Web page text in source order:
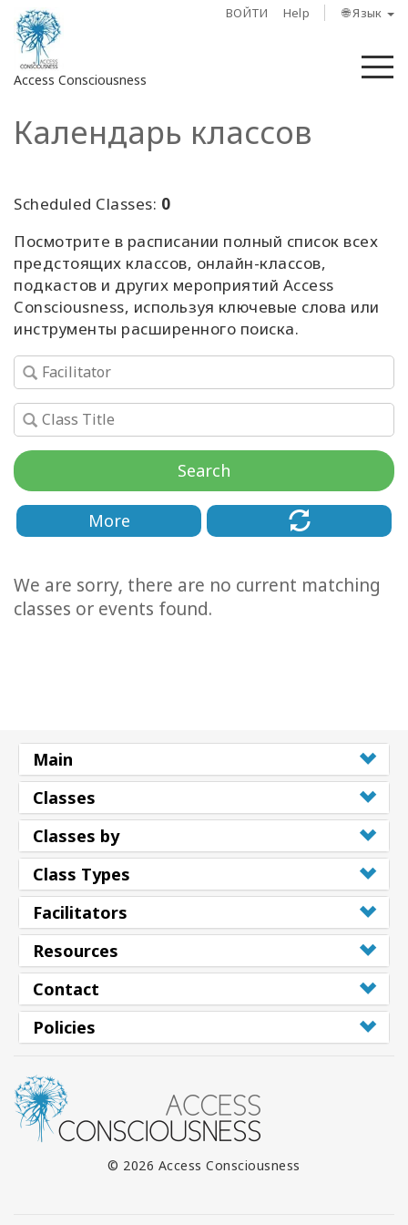
ВОЙТИ Help 🌐 Язык
Access Consciousness
Войти
учетную
О
нас
Access
Регионы
Классы
Фасилитаторы
Shop
More
Календарь классов
Scheduled Classes: 0
Посмотрите в расписании полный список всех
предстоящих классов, онлайн-классов,
подкастов и других мероприятий Access
Consciousness, используя ключевые слова или
инструменты расширенного поиска.
Search
More
We are sorry, there are no current matching
classes or events found.
Main
Classes
Classes by
Class Types
Facilitators
Resources
Contact
Policies
© 2026 Access Consciousness